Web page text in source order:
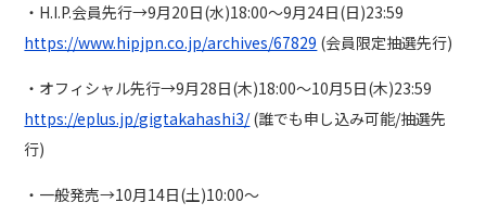
・H.I.P.会員先行→9月20日(水)18:00〜9月24日(日)23:59
https://www.hipjpn.co.jp/archives/67829 (会員限定抽選先行)
・オフィシャル先行→9月28日(木)18:00〜10月5日(木)23:59
https://eplus.jp/gigtakahashi3/(誰でも申し込み可能/抽選先
行)
・一般発売→10月14日(土)10:00〜